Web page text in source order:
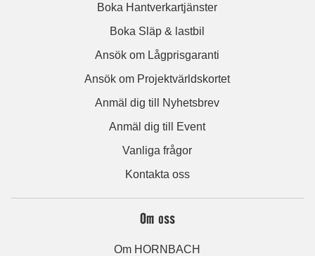
Boka Hantverkartjänster
Boka Släp & lastbil
Ansök om Lågprisgaranti
Ansök om Projektvärldskortet
Anmäl dig till Nyhetsbrev
Anmäl dig till Event
Vanliga frågor
Kontakta oss
Om oss
Om HORNBACH